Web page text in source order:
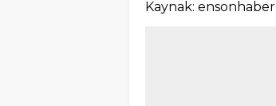
Kaynak: ensonhaber